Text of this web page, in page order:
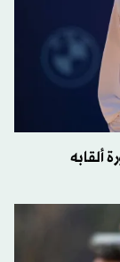
ألقابه